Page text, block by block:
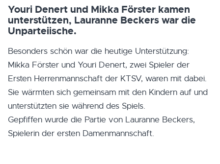
Youri Denert und Mikka Förster kamen
unterstützen, Lauranne Beckers war die
Unparteiische.
Besonders schön war die heutige Unterstützung:
Mikka Förster und Youri Denert, zwei Spieler der
Ersten Herrenmannschaft der KTSV, waren mit dabei.
Sie wärmten sich gemeinsam mit den Kindern auf und
unterstützten sie während des Spiels.
Gepfiffen wurde die Partie von Lauranne Beckers,
Spielerin der ersten Damenmannschaft.